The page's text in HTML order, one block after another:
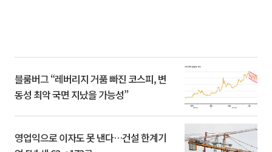
블룸버그 “레버리지 거품 빠진 코스피, 변
동성 최악 국면 지났을 가능성”
영업익으로 이자도 못 낸다…건설 한계기